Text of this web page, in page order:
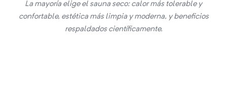
La mayoría elige el sauna seco: calor más tolerable y
confortable, estética más limpia y moderna, y beneficios
respaldados científicamente.